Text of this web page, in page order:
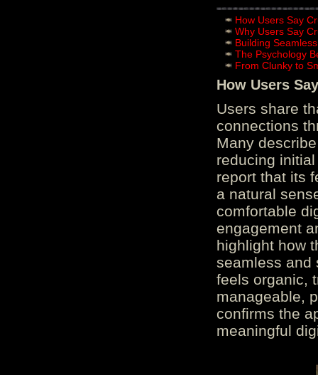
How Users Say
Why Users Say
Building
The Psychology
From Clunky to
How Users
Users share
connections
Many
reducing
report that its
a natural
comfortable
engagement
highlight how
seamless and
feels organic,
manageable,
confirms the
meaningful